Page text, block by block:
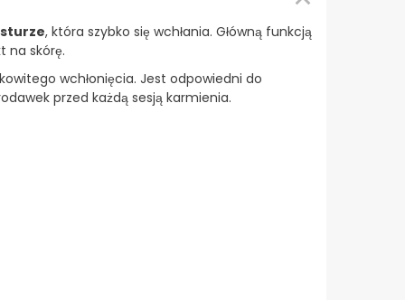
, która szybko się wchłania. Główną funkcją
na skórę.
wchłonięcia. Jest odpowiedni do
przed każdą sesją karmienia.